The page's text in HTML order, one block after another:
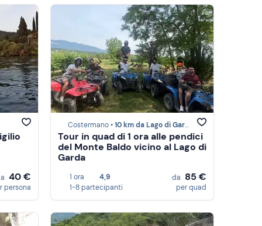
40 €
persona
Costermano •10 km da Lago di Garda
Tour in quad di 1 ora alle pendici
del Monte Baldo vicino al Lago di
Garda
1 ora
4,9
1-8 partecipanti
da 85 €
per quad